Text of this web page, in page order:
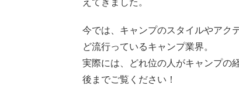
えてきました。
今では、キャンプのスタイルやアク
ど流行っているキャンプ業界。
実際には、どれ位の人がキャンプの
後までご覧ください！